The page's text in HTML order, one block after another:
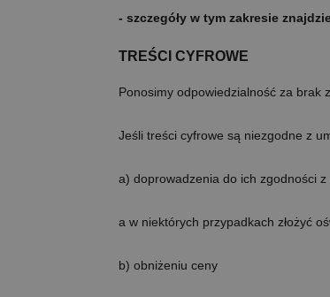
- szczegóły w tym zakresie
TREŚCI CYFROWE
Ponosimy odpowiedzialność za brak
Jeśli treści cyfrowe są niezgodne z
a) doprowadzenia do ich zgodności z
a w niektórych przypadkach złożyć
b) obniżeniu ceny